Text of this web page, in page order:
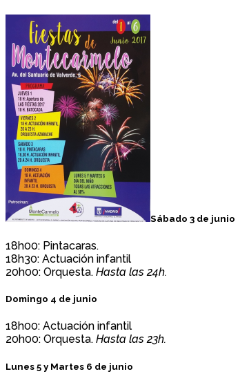
Sábado 3 de junio
18h00: Pintacaras.
18h30: Actuación infantil
20h00: Orquesta. Hasta las 24h.
Domingo 4 de junio
18h00: Actuación infantil
20h00: Orquesta. Hasta las 23h.
Lunes 5 y Martes 6 de junio